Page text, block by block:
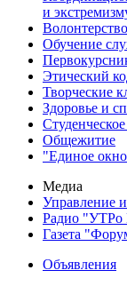
и
Волонтерство
Обучение
Этический
Творческие
Здоровье и
Общежитие
"Единое
Медиа
Управление
Радио
Газета
Объявления